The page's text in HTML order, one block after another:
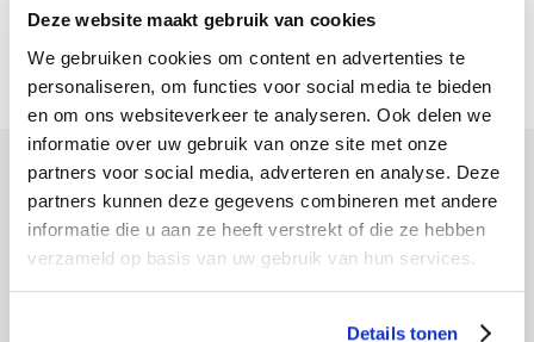
Deze website maakt gebruik van cookies
We gebruiken cookies om content en advertenties te
personaliseren, om functies voor social media te bieden
en om ons websiteverkeer te analyseren. Ook delen we
informatie over uw gebruik van onze site met onze
partners voor social media, adverteren en analyse. Deze
partners kunnen deze gegevens combineren met andere
informatie die u aan ze heeft verstrekt of die ze hebben
verzameld op basis van uw gebruik van hun services.
Details tonen
Maat R
Meer informatie
Download hier onze montagehandleiding